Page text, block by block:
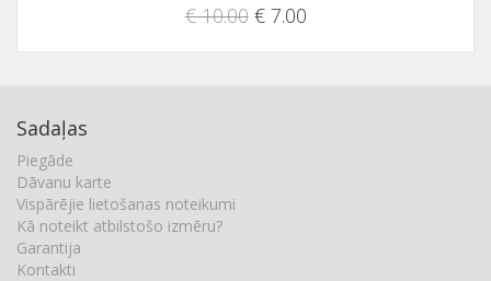
€ 10.00€ 7.00
Sadaļas
Piegāde
Dāvanu karte
Vispārējie lietošanas noteikumi
Kā noteikt atbilstošo izmēru?
Garantija
Kontakti